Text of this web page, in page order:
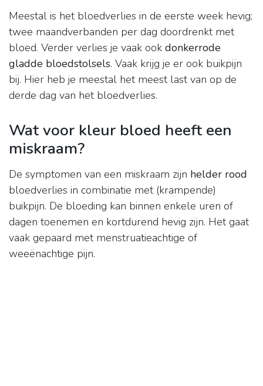
Meestal is het bloedverlies in de eerste week hevig;
twee maandverbanden per dag doordrenkt met
bloed. Verder verlies je vaak ook donkerrode
gladde bloedstolsels. Vaak krijg je er ook buikpijn
bij. Hier heb je meestal het meest last van op de
derde dag van het bloedverlies.
Wat voor kleur bloed heeft een
miskraam?
De symptomen van een miskraam zijn helder rood
bloedverlies in combinatie met (krampende)
buikpijn. De bloeding kan binnen enkele uren of
dagen toenemen en kortdurend hevig zijn. Het gaat
vaak gepaard met menstruatieachtige of
weeënachtige pijn.